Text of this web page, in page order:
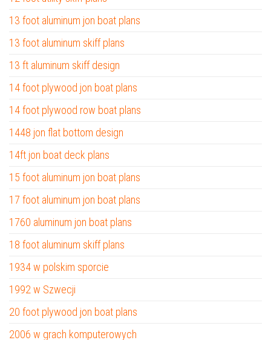
13 foot aluminum jon boat plans
13 foot aluminum skiff plans
13 ft aluminum skiff design
14 foot plywood jon boat plans
14 foot plywood row boat plans
1448 jon flat bottom design
14ft jon boat deck plans
15 foot aluminum jon boat plans
17 foot aluminum jon boat plans
1760 aluminum jon boat plans
18 foot aluminum skiff plans
1934 w polskim sporcie
1992 w Szwecji
20 foot plywood jon boat plans
2006 w grach komputerowych